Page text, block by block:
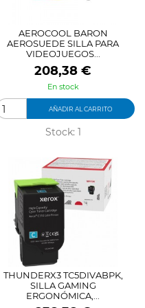
AEROCOOL BARON
AEROSUEDE SILLA PARA
VIDEOJUEGOS...
Precio
208,38 €
En stock
AÑADIR AL CARRITO
Stock: 1
THUNDERX3 TC5DIVABPK,
SILLA GAMING
ERGONÓMICA,...